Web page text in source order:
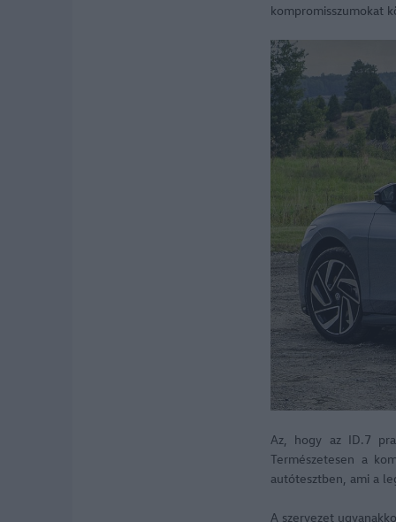
kompromisszumokat
Az, hogy az ID.7
Természetesen a
autótesztben, ami a
A szervezet